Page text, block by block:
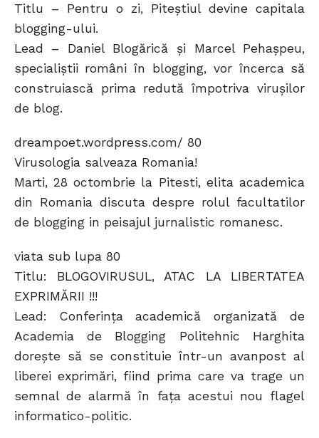
Titlu – Pentru o zi, Piteştiul devine capitala
blogging-ului.
Lead – Daniel Blogărică şi Marcel Pehaşpeu,
specialiştii români în blogging, vor încerca să
construiască prima redută împotriva viruşilor
de blog.
dreampoet.wordpress.com/ 80
Virusologia salveaza Romania!
Marti, 28 octombrie la Pitesti, elita academica
din Romania discuta despre rolul facultatilor
de blogging in peisajul jurnalistic romanesc.
viata sub lupa 80
Titlu: BLOGOVIRUSUL, ATAC LA LIBERTATEA
EXPRIMĂRII !!!
Lead: Conferinţa academică organizată de
Academia de Blogging Politehnic Harghita
doreşte să se constituie într-un avanpost al
liberei exprimări, fiind prima care va trage un
semnal de alarmă în faţa acestui nou flagel
informatico-politic.